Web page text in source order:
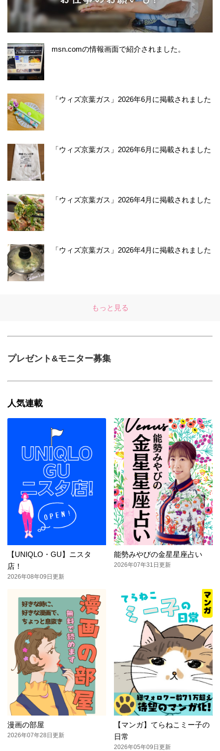
msn.comの情報画面で紹介されました。
「ウィズ京葉ガス」2026年6月に掲載されました
「ウィズ京葉ガス」2026年6月に掲載されました
「ウィズ京葉ガス」2026年4月に掲載されました
「ウィズ京葉ガス」2026年4月に掲載されました
もっと見る
プレゼント&モニター募集
人気連載
【UNIQLO・GU】ニスタ
店！
2026年08年09日更新
能勢みやびの金星星座占い
2026年07年31日更新
漫画の部屋
2026年07年28日更新
【マンガ】てらねこミー子の
日常
2026年05年09日更新